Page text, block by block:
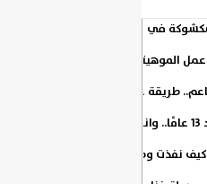
في المنزل
الموهيتو بالفراولة في المنزل بطعم
طريقة عمل الكوسة بالبشاميل في
نفذت وصية والدتها على مدار